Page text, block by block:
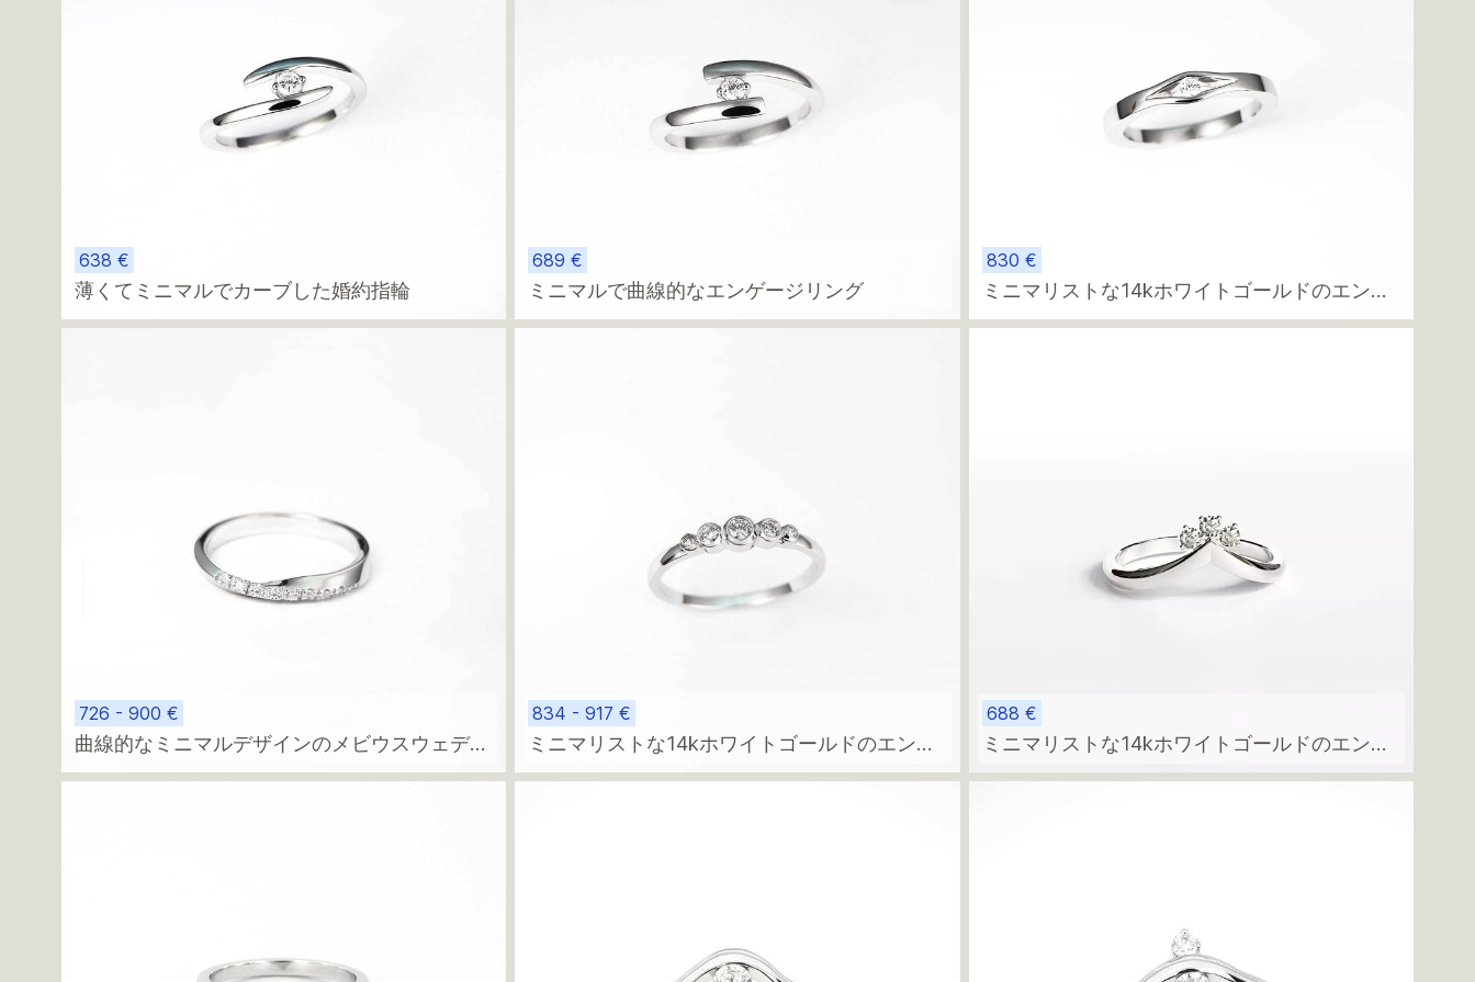
638 €
薄くてミニマルでカーブした婚約指輪
689 €
ミニマルで曲線的なエンゲージリング
830 €
ミニマリストな14kホワイトゴールドのエンゲ
ージリング（スプリットバンドとvs/fダイヤモ
726 - 900 €
曲線的なミニマルデザインのメビウスウェディ
ングリング – 14金製、カスタムダイヤモンドま
834 - 917 €
ミニマリストな14kホワイトゴールドのエンゲ
ージリング（5つのダイヤモンド付き）
688 €
ミニマリストな14kホワイトゴールドのエンゲ
ージリング（vs/fダイヤモンド3石付き）